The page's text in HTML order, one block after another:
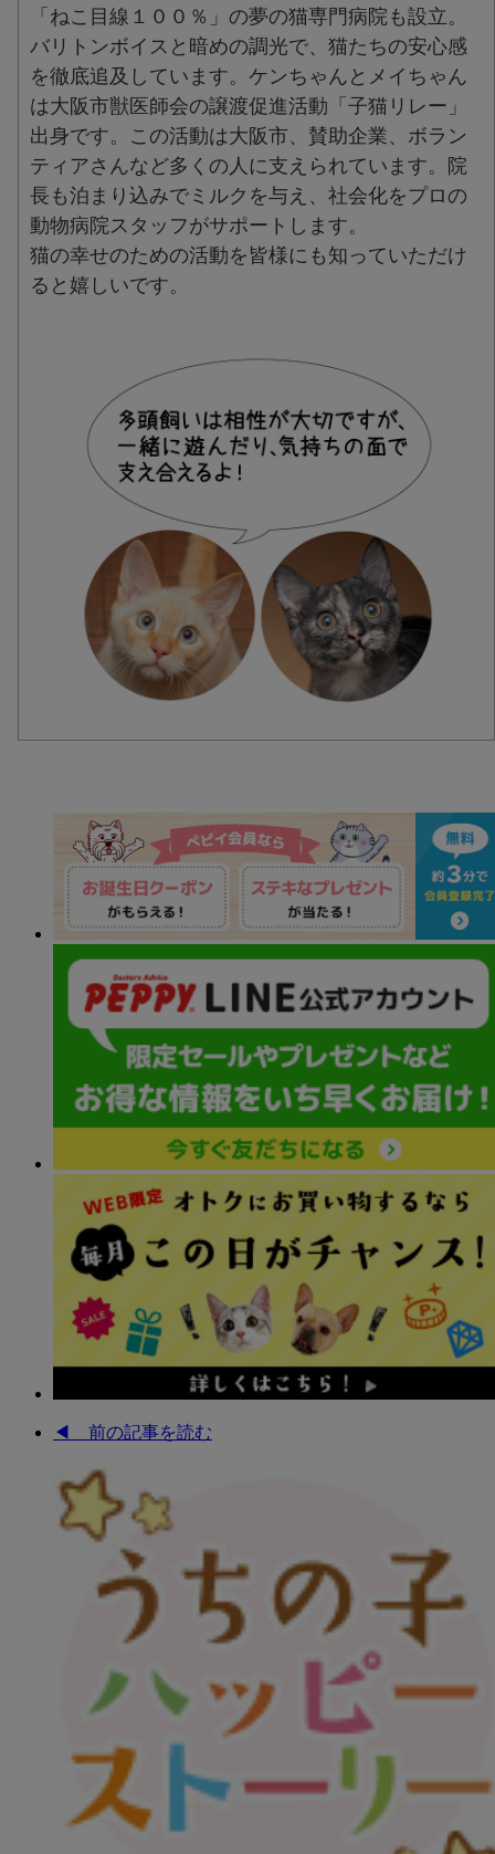
「ねこ目線１００％」の夢の猫専門病院も設立。
バリトンボイスと暗めの調光で、猫たちの安心感
を徹底追及しています。ケンちゃんとメイちゃん
は大阪市獣医師会の譲渡促進活動「子猫リレー」
出身です。この活動は大阪市、賛助企業、ボラン
ティアさんなど多くの人に支えられています。院
長も泊まり込みでミルクを与え、社会化をプロの
動物病院スタッフがサポートします。
猫の幸せのための活動を皆様にも知っていただけ
ると嬉しいです。
◀︎ 前の記事を読む